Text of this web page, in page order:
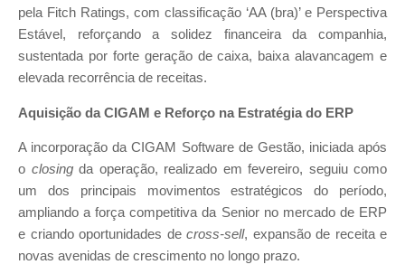
pela Fitch Ratings, com classificação ‘AA (bra)’ e Perspectiva
Estável, reforçando a solidez financeira da companhia,
sustentada por forte geração de caixa, baixa alavancagem e
elevada recorrência de receitas.
Aquisição da CIGAM e Reforço na Estratégia do ERP
A incorporação da CIGAM Software de Gestão, iniciada após
o closingda operação, realizado em fevereiro, seguiu como
um dos principais movimentos estratégicos do período,
ampliando a força competitiva da Senior no mercado de ERP
e criando oportunidades de cross-sell, expansão de receita e
novas avenidas de crescimento no longo prazo.